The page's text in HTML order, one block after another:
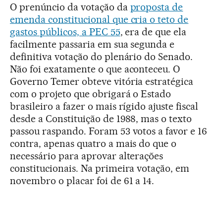
O prenúncio da votação da proposta de
emenda constitucional que cria o teto de
gastos públicos, a PEC 55, era de que ela
facilmente passaria em sua segunda e
definitiva votação do plenário do Senado.
Não foi exatamente o que aconteceu. O
Governo Temer obteve vitória estratégica
com o projeto que obrigará o Estado
brasileiro a fazer o mais rígido ajuste fiscal
desde a Constituição de 1988, mas o texto
passou raspando. Foram 53 votos a favor e 16
contra, apenas quatro a mais do que o
necessário para aprovar alterações
constitucionais. Na primeira votação, em
novembro o placar foi de 61 a 14.